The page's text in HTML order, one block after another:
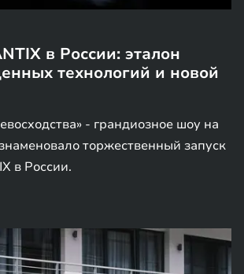
в России: эталон
технологий и новой
- грандиозное шоу на
торжественный запуск
в России.